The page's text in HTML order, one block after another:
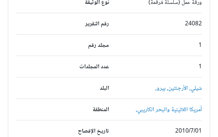
نوع الوثيقة ورقة عمل (سلسلة مُرقمة)
رقم التقرير 24082
مجلد رقم
عدد المجلدات
البلد شيلي,الأرجنتين,بيرو,
المنطقة أمريكا اللاتينية والبحر الكاريبي,
تاريخ الإفصاح 2010/7/01